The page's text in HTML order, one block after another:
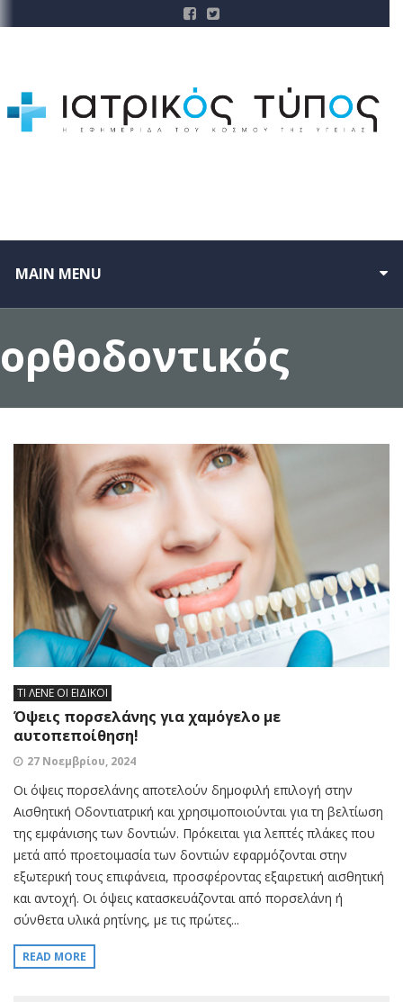
MAIN MENU
ορθοδοντικός
ΤΙ ΛΕΝΕ ΟΙ ΕΙΔΙΚΟΙ
Όψεις πορσελάνης για χαμόγελο με
αυτοπεποίθηση!
27 Νοεμβρίου, 2024
Οι όψεις πορσελάνης αποτελούν δημοφιλή επιλογή στην
Αισθητική Οδοντιατρική και χρησιμοποιούνται για τη βελτίωση
της εμφάνισης των δοντιών. Πρόκειται για λεπτές πλάκες που
μετά από προετοιμασία των δοντιών εφαρμόζονται στην
εξωτερική τους επιφάνεια, προσφέροντας εξαιρετική αισθητική
και αντοχή. Οι όψεις κατασκευάζονται από πορσελάνη ή
σύνθετα υλικά ρητίνης, με τις πρώτες...
READ MORE